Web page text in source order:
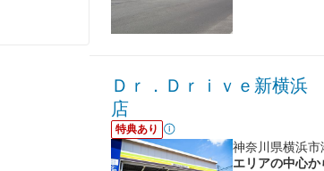
Ｄｒ．Ｄｒｉｖｅ新横浜
店
特典あり
神奈川県横浜市
エリアの中心か